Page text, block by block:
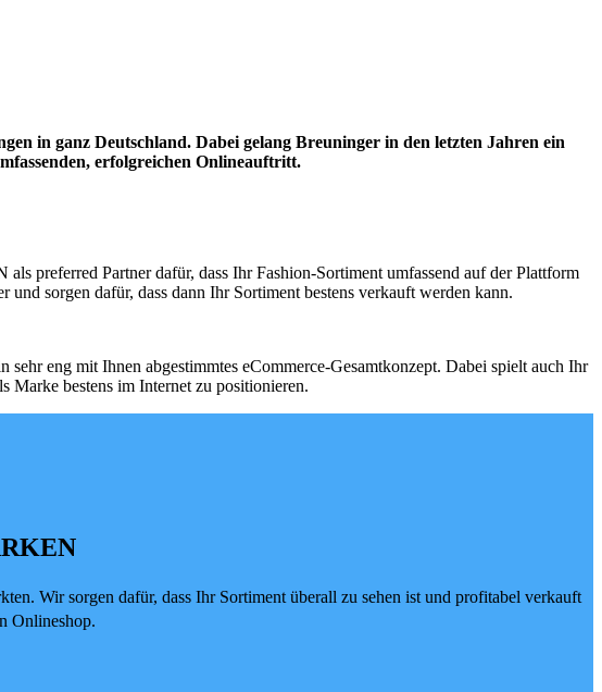
in ganz Deutschland. Dabei gelang Breuninger in den letzten Jahren ein
erfolgreichen Onlineauftritt.
preferred Partner dafür, dass Ihr Fashion-Sortiment umfassend auf der Plattform
sorgen dafür, dass dann Ihr Sortiment bestens verkauft werden kann.
eng mit Ihnen abgestimmtes eCommerce-Gesamtkonzept. Dabei spielt auch Ihr
Marke bestens im Internet zu positionieren.
Wir sorgen dafür, dass Ihr Sortiment überall zu sehen ist und profitabel verkauft
Onlineshop.